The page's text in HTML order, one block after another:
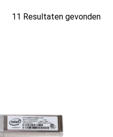
11 Resultaten gevonden